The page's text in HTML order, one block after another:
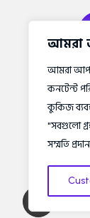
আমরা
আমরা
কনটেন্ট
কুকিজ
"সবগুলো
সম্মতি